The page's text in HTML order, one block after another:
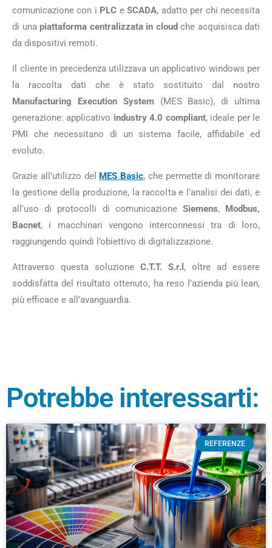
comunicazione con i PLC eSCADA, adatto per chi necessita
di una piattaforma centralizzata in cloud che acquisisca dati
da dispositivi remoti.
Il cliente in precedenza utilizzava un applicativo windows per
la raccolta dati che è stato sostituito dal nostro
Manufacturing Execution System(MES Basic), di ultima
generazione: applicativo industry 4.0 compliant, ideale per le
PMI che necessitano di un sistema facile, affidabile ed
evoluto.
Grazie all’utilizzo del MES Basic, che permette di monitorare
la gestione della produzione, la raccolta e l’analisi dei dati, e
all’uso di protocolli di comunicazione Siemens, Modbus,
Bacnet, i macchinari vengono interconnessi tra di loro,
raggiungendo quindi l’obiettivo di digitalizzazione.
Attraverso questa soluzione C.T.T. S.r.l , oltre ad essere
soddisfatta del risultato ottenuto, ha reso l’azienda più lean,
più efficace e all’avanguardia.
Potrebbe interessarti:
REFERENZE